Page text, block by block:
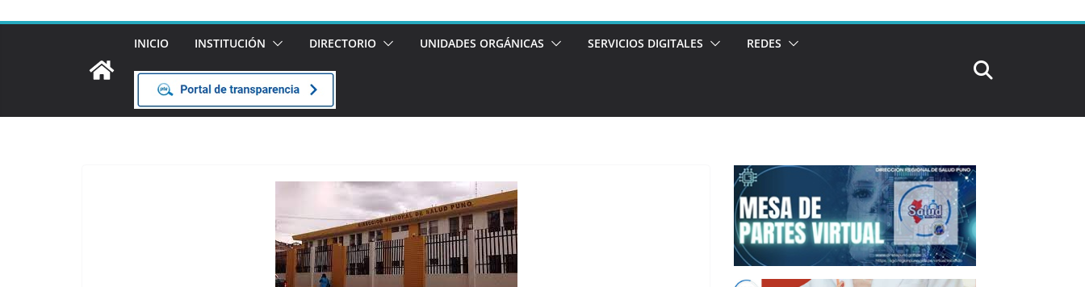
INICIO INSTITUCIÓN DIRECTORIO UNIDADES ORGÁNICAS SERVICIOS DIGITALES REDES